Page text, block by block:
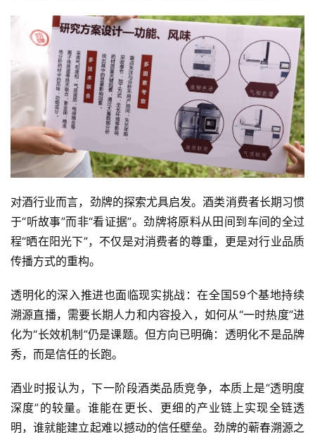
对酒行业而言，劲牌的探索尤具启发。酒类消费者长期习惯
于“听故事”而非“看证据”。劲牌将原料从田间到车间的全过
程“晒在阳光下”，不仅是对消费者的尊重，更是对行业品质
传播方式的重构。
透明化的深入推进也面临现实挑战：在全国59个基地持续
溯源直播，需要长期人力和内容投入，如何从“一时热度”进
化为“长效机制”仍是课题。但方向已明确：透明化不是品牌
秀，而是信任的长跑。
酒业时报认为，下一阶段酒类品质竞争，本质上是“透明度
深度”的较量。谁能在更长、更细的产业链上实现全链透
明，谁就能建立起难以撼动的信任壁垒。劲牌的蕲春溯源之